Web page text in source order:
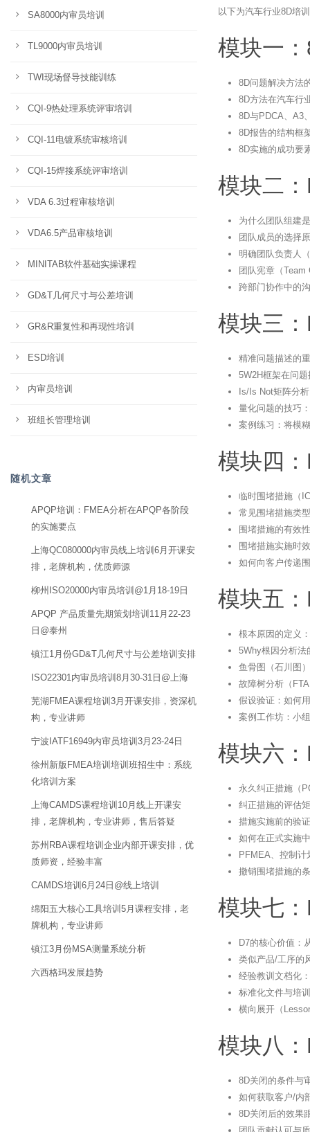
以下为汽车行业8D培
模块一
8D问题解决方法
8D方法在汽车行
8D与PDCA、A3
8D报告的结构框
8D实施的成功要
模块二
为什么团队组建
团队成员的选择
明确团队负责人
团队宪章（Team
跨部门协作中的
模块三
精准问题描述的
5W2H框架在问
Is/Is Not矩阵分
量化问题的技巧
案例练习：将模
模块四
临时围堵措施（
常见围堵措施类
围堵措施的有效
围堵措施实施时
如何向客户传递
模块五
根本原因的定义
5Why根因分析法
鱼骨图（石川图
故障树分析（
假设验证：如何
案例工作坊：小
模块六
永久纠正措施（
纠正措施的评估
措施实施前的验
如何在正式实施
PFMEA、控制计
撤销围堵措施的
模块七
D7的核心价值：
类似产品/工序的
经验教训文档化
标准化文件与培
横向展开（
模块八
8D关闭的条件与
如何获取客户/内
8D关闭后的效果
团队贡献认可与
SA8000内审员培训
TL9000内审员培训
TWI现场督导技能训练
CQI-9热处理系统评审培训
CQI-11电镀系统审核培训
CQI-15焊接系统评审培训
VDA 6.3过程审核培训
VDA6.5产品审核培训
MINITAB软件基础实操课程
GD&T几何尺寸与公差培训
GR&R重复性和再现性培训
ESD培训
内审员培训
班组长管理培训
随机文章
APQP培训：FMEA分析在APQP各阶段
的实施要点
上海QC080000内审员线上培训6月开课安
排，老牌机构，优质师源
柳州ISO20000内审员培训@1月18-19日
APQP 产品质量先期策划培训11月22-23
日@泰州
镇江1月份GD&T几何尺寸与公差培训安排
ISO22301内审员培训8月30-31日@上海
芜湖FMEA课程培训3月开课安排，资深机
构，专业讲师
宁波IATF16949内审员培训3月23-24日
徐州新版FMEA培训培训班招生中：系统
化培训方案
上海CAMDS课程培训10月线上开课安
排，老牌机构，专业讲师，售后答疑
苏州RBA课程培训企业内部开课安排，优
质师资，经验丰富
CAMDS培训6月24日@线上培训
绵阳五大核心工具培训5月课程安排，老
牌机构，专业讲师
镇江3月份MSA测量系统分析
六西格玛发展趋势